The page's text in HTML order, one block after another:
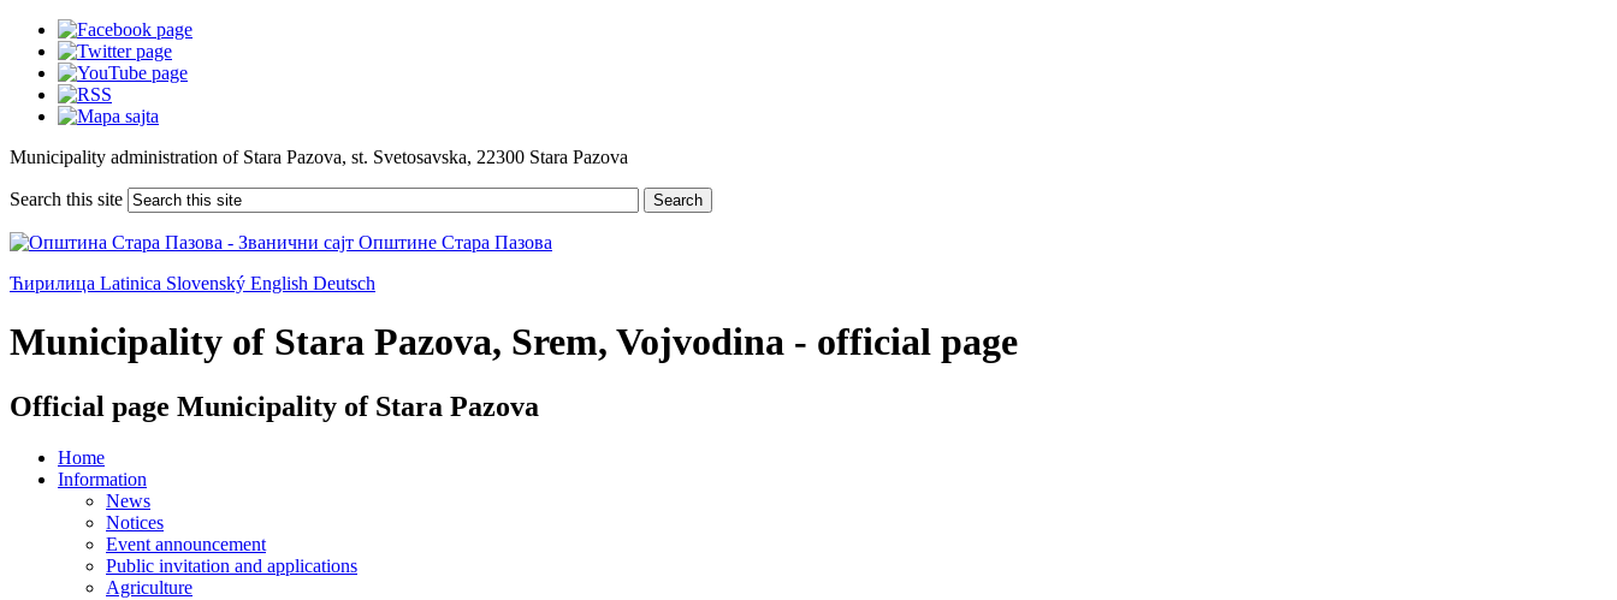
Municipality administration of Stara Pazova, st. Svetosavska, 22300 Stara Pazova
Search this site Search
Ћирилица Latinica Slovenský English Deutsch
Municipality of Stara Pazova, Srem, Vojvodina - official page
Official page Municipality of Stara Pazova
Home
Information
News
Notices
Event announcement
Public invitation and applications
Agriculture